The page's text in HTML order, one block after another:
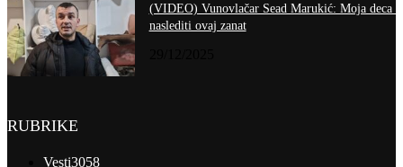
(VIDEO) Vunovlačar Sead Marukić: Moja deca
naslediti ovaj zanat
RUBRIKE
Vesti3058